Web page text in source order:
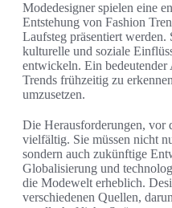
Modedesigner spielen eine
Entstehung von Fashion
Laufsteg präsentiert werden.
kulturelle und soziale
entwickeln. Ein
Trends frühzeitig zu
umzusetzen.
Die Herausforderungen, vor
vielfältig. Sie müssen nicht
sondern auch zukünftige
Globalisierung und
die Modewelt erheblich.
verschiedenen Quellen,